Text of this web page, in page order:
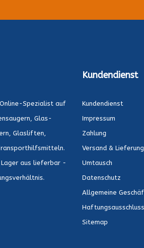
Spezialist auf
Glas-
Glasliften,
aus lieferbar -
Kundendienst
Kundendienst
Impressum
Zahlung
Versand & Lieferung
Umtausch
Datenschutz
Allgemeine
Haftungsausschluss
Sitemap